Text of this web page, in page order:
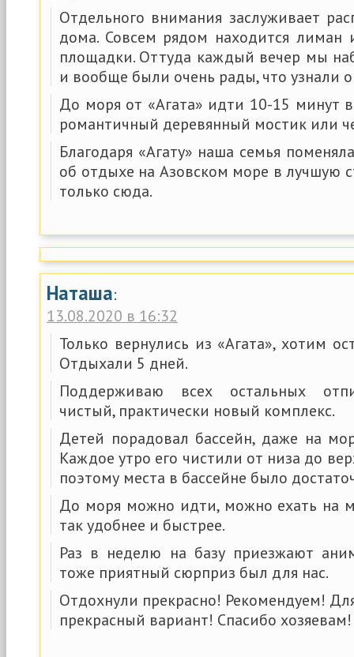
Отдельного внимания заслуживает
дома. Совсем рядом находится
площадки. Оттуда каждый вечер мы
и вообще были очень рады, что узнали
До моря от «Агата» идти 10-15 минут
романтичный деревянный мостик или
Благодаря «Агату» наша семья
об отдыхе на Азовском море в лучшую
только сюда.
Наташа:
13.08.2020 в 16:32
Только вернулись из «Агата», хотим
Отдыхали 5 дней.
Поддерживаю всех остальных
чистый, практически новый комплекс.
Детей порадовал бассейн, даже на
Каждое утро его чистили от низа до
поэтому места в бассейне было
До моря можно идти, можно ехать на
так удобнее и быстрее.
Раз в неделю на базу приезжают
тоже приятный сюрприз был для нас.
Отдохнули прекрасно! Рекомендуем!
прекрасный вариант! Спасибо хозяевам!